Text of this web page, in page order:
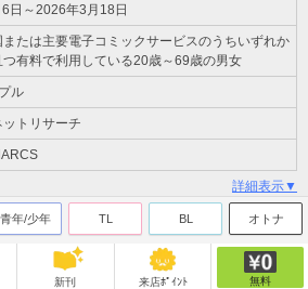
日～2026年3月18日
または主要電子コミックサービスのうちいずれか
つ有料で利用している20歳～69歳の男女
ル
トリサーチ
詳細表示▼
青年/少年 TL BL オトナ
新刊 来店ﾎﾟｲﾝﾄ 無料